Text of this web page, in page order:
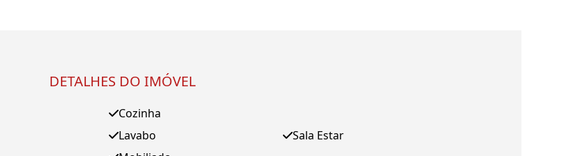
DETALHES DO IMÓVEL
Cozinha
Lavabo
Sala Estar